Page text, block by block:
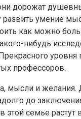
дорожат
умение
как можно
нибудь
уровня
профессоров.
мысли и
до
семье